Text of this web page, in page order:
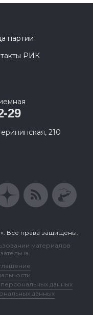
партии
РИК
29
210
Все права защищены.
материалов
данных
данных